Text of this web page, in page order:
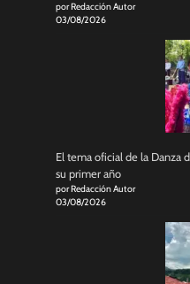
por Redacción Autor
03/08/2026
El tema oficial de la Danza
su primer año
por Redacción Autor
03/08/2026